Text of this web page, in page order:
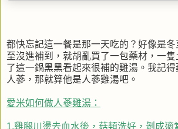
都快忘記這一餐是那一天吃的？好像是
至沒進補到，就胡亂買了一包藥材，一
了這一鍋黑黑看起來很補的雞湯。我記
人蔘，那就算他是人蔘雞湯吧。
愛米如何做人蔘雞湯：
1.雞腿川燙去血水後，菇類洗好，剝成適